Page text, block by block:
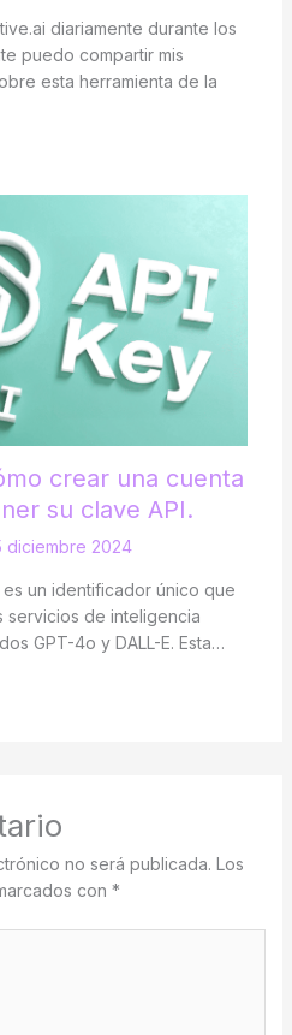
diariamente durante los
puedo compartir mis
esta herramienta de la
crear una cuenta
su clave API.
diciembre 2024
un identificador único que
de inteligencia
GPT-4o y DALL-E. Esta…
no será publicada. Los
con *